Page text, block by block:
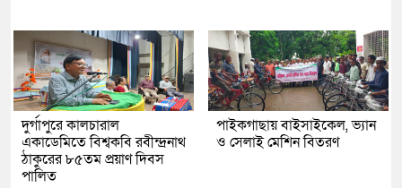
দুর্গাপুরে কালচারাল
একাডেমিতে বিশ্বকবি রবীন্দ্রনাথ
ঠাকুরের ৮৫তম প্রয়াণ দিবস
পালিত
পাইকগাছায় বাইসাইকেল, ভ্যান
ও সেলাই মেশিন বিতরণ